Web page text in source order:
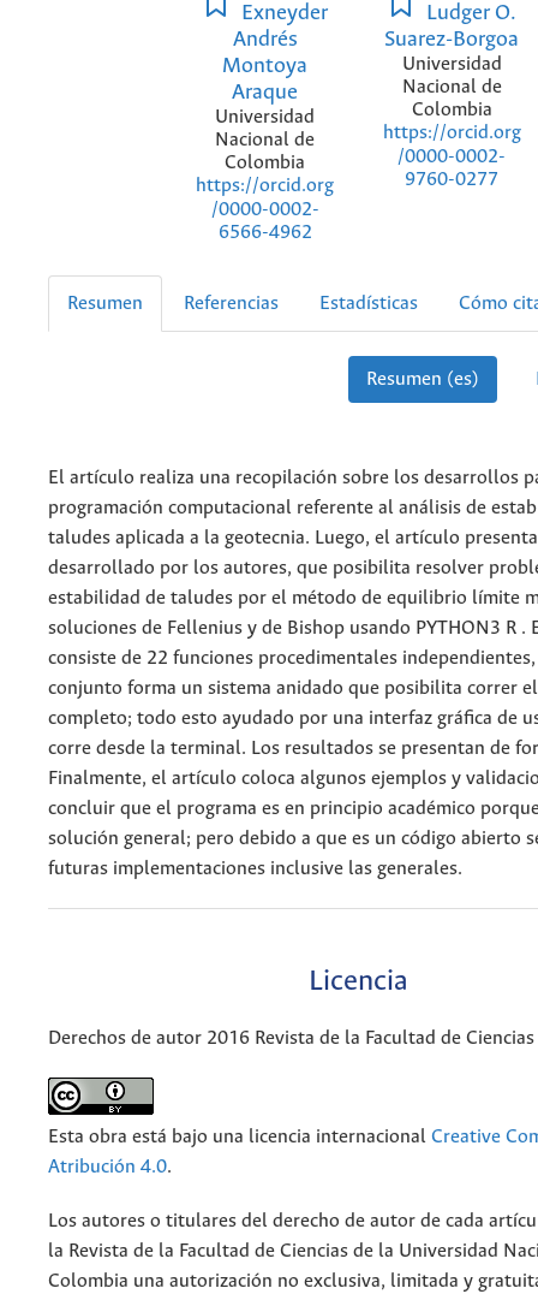
Exneyder
Andrés
Montoya
Araque
Universidad
Nacional de
Colombia
https://orcid.org
/0000-0002-
6566-4962
Ludger O.
Suarez-Borgoa
Universidad
Nacional de
Colombia
https://orcid.org
/0000-0002-
9760-0277
Resumen Referencias Estadísticas Cómo
Resumen (es)
El artículo realiza una recopilación sobre los desarrollos
programación computacional referente al análisis de
taludes aplicada a la geotecnia. Luego, el artículo
desarrollado por los autores, que posibilita resolver
estabilidad de taludes por el método de equilibrio límite
soluciones de Fellenius y de Bishop usando PYTHON3 R .
consiste de 22 funciones procedimentales
conjunto forma un sistema anidado que posibilita correr
completo; todo esto ayudado por una interfaz gráfica de
corre desde la terminal. Los resultados se presentan de
Finalmente, el artículo coloca algunos ejemplos y
concluir que el programa es en principio académico
solución general; pero debido a que es un código abierto
futuras implementaciones inclusive las generales.
Licencia
Derechos de autor 2016 Revista de la Facultad de Ciencias
Esta obra está bajo una licencia internacional Creative
Atribución 4.0.
Los autores o titulares del derecho de autor de cada
la Revista de la Facultad de Ciencias de la Universidad
Colombia una autorización no exclusiva, limitada y